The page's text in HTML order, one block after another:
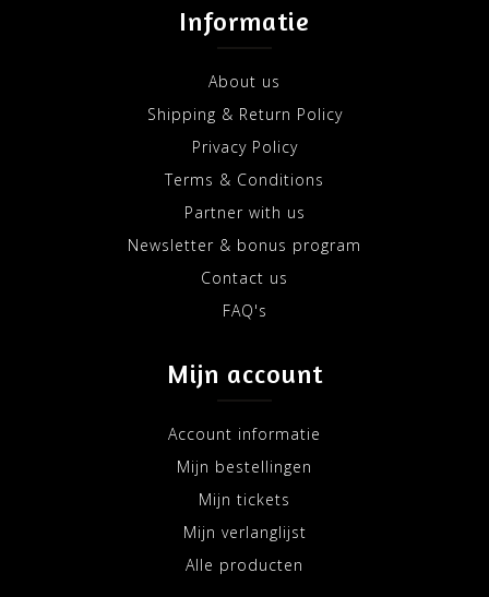
Informatie
About us
Shipping & Return Policy
Privacy Policy
Terms & Conditions
Partner with us
Newsletter & bonus program
Contact us
FAQ's
Mijn account
Account informatie
Mijn bestellingen
Mijn tickets
Mijn verlanglijst
Alle producten